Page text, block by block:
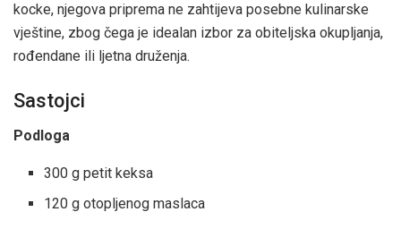
kocke, njegova priprema ne zahtijeva posebne kulinarske
vještine, zbog čega je idealan izbor za obiteljska okupljanja,
rođendane ili ljetna druženja.
Sastojci
Podloga
300 g petit keksa
120 g otopljenog maslaca